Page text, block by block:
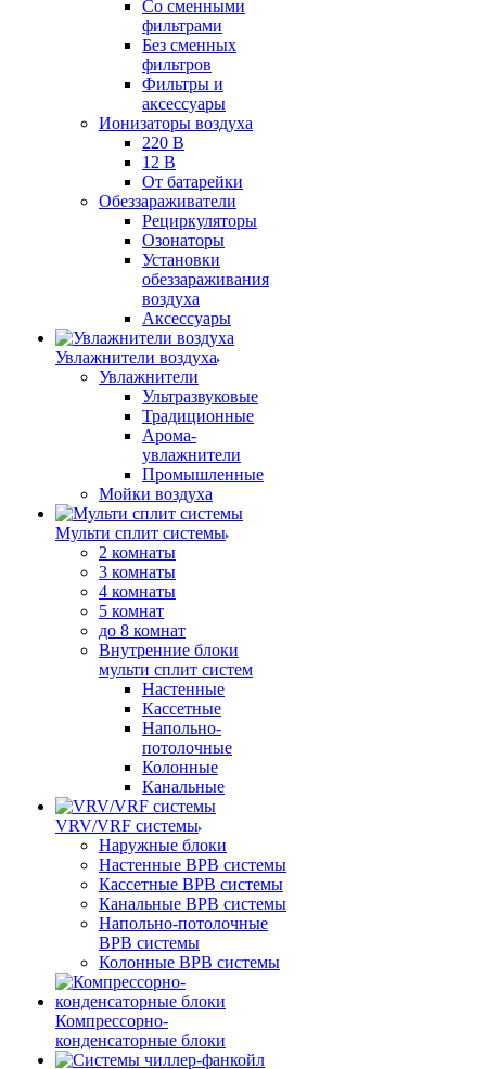
Cо сменными
фильтрами
Без сменных
фильтров
Фильтры и
аксессуары
Ионизаторы воздуха
220 В
12 В
От батарейки
Обеззараживатели
Рециркуляторы
Озонаторы
Установки
обеззараживания
воздуха
Аксессуары
Увлажнители воздуха
Увлажнители
Ультразвуковые
Традиционные
Арома-
увлажнители
Промышленные
Мойки воздуха
Мульти сплит системы
2 комнаты
3 комнаты
4 комнаты
5 комнат
до 8 комнат
Внутренние блоки
мульти сплит систем
Настенные
Кассетные
Напольно-
потолочные
Колонные
Канальные
VRV/VRF системы
Наружные блоки
Настенные ВРВ системы
Кассетные ВРВ системы
Канальные ВРВ системы
Напольно-потолочные
ВРВ системы
Колонные ВРВ системы
Компрессорно-
конденсаторные блоки